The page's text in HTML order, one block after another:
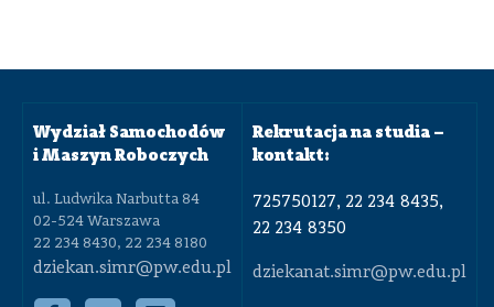
Wydział Samochodów
i Maszyn Roboczych
ul. Ludwika Narbutta 84
02-524 Warszawa
22 234 8430, 22 234 8180
dziekan.simr@pw.edu.pl
Rekrutacja na studia –
kontakt:
725750127, 22 234 8435,
22 234 8350
dziekanat.simr@pw.edu.pl